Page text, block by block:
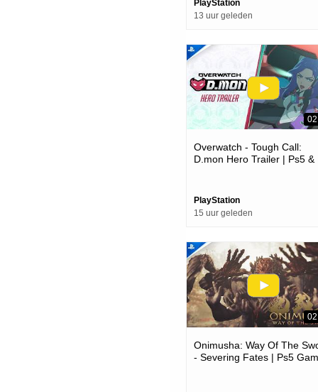
PlayStation
13 uur geleden
Overwatch - Tough Call:
D.mon Hero Trailer | Ps5 &
PlayStation
15 uur geleden
Onimusha: Way Of The
- Severing Fates | Ps5